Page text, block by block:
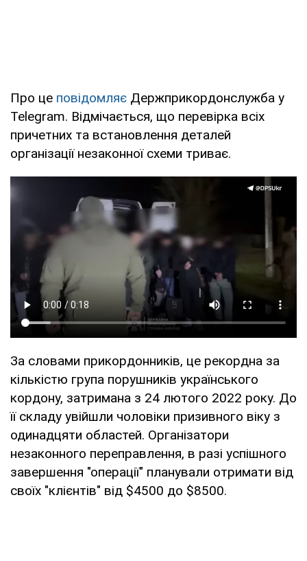
Про це повідомляє Держприкордонслужба у
Telegram. Відмічається, що перевірка всіх
причетних та встановлення деталей
організації незаконної схеми триває.
За словами прикордонників, це рекордна за
кількістю група порушників українського
кордону, затримана з 24 лютого 2022 року. До
її складу увійшли чоловіки призивного віку з
одинадцяти областей. Організатори
незаконного переправлення, в разі успішного
завершення "операції" планували отримати від
своїх "клієнтів" від $4500 до $8500.